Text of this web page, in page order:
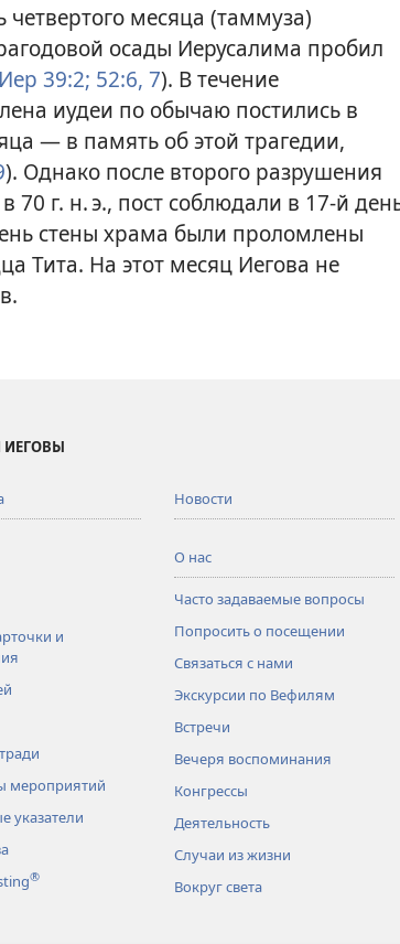
четвертого месяца (таммуза)
осады Иерусалима пробил
Иер 39:2; 52:6, 7). В течение
иудеи по обычаю постились в
— в память об этой трагедии,
). Однако после второго разрушения
г. н. э., пост соблюдали в 17-й
стены храма были проломлены
Тита. На этот месяц Иегова не
и
мероприятий
указатели
®
Новости
О нас
Часто задаваемые вопросы
Попросить о посещении
Связаться с нами
Экскурсии по Вефилям
Встречи
Вечеря воспоминания
Конгрессы
Деятельность
Случаи из жизни
Вокруг света